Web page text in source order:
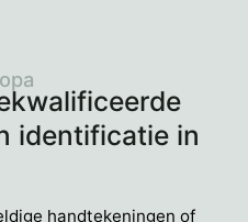
identificatie in
handtekeningen of